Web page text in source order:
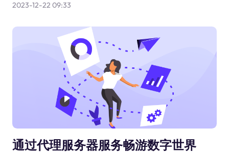
2023-12-22 09:33
通过代理服务器服务畅游数字世界